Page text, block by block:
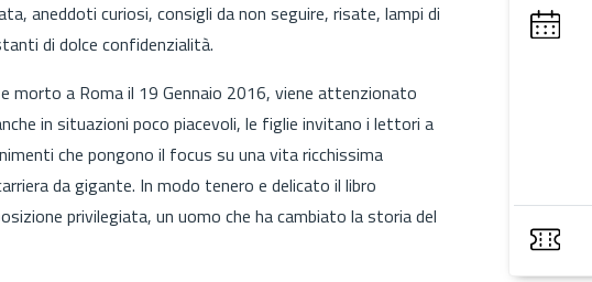
aneddoti curiosi, consigli da non seguire, risate, lampi di
di dolce confidenzialità.
morto a Roma il 19 Gennaio 2016, viene attenzionato
in situazioni poco piacevoli, le figlie invitano i lettori a
che pongono il focus su una vita ricchissima
da gigante. In modo tenero e delicato il libro
privilegiata, un uomo che ha cambiato la storia del